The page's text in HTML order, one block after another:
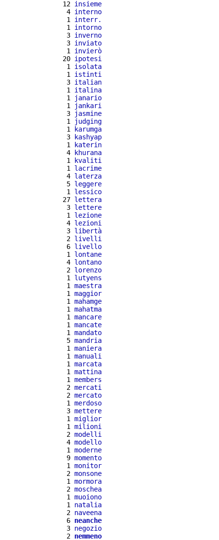
12 insieme
  4
interno
  1
interr.
  1
intorno
  3
inverno
  3
inviato
  1
invierò
20 ipotesi
  1
isolata
  1
istinti
  3
italian
  1
italina
  1
janario
  1
jankari
  3
jasmine
  1
judging
  1
karumga
  3
kashyap
  1
katerin
  4
khurana
  1
kvaliti
  1
lacrime
  4
laterza
  5
leggere
  1
lessico
27 lettera
  3
lettere
  1
lezione
  4
lezioni
  3
libertà
  2
livelli
  6
livello
  1
lontane
  4
lontano
  2
lorenzo
  1
lutyens
  1
maestra
  1
maggior
  1
mahamge
  1
mahatma
  1
mancare
  1
mancate
  1
mandato
  5
mandria
  1
maniera
  1
manuali
  1
marcata
  1
mattina
  1
members
  2
mercati
  2
mercato
  1
merdoso
  3
mettere
  1
miglior
  1
milioni
  2
modelli
  4
modello
  1
moderne
  9
momento
  1
monitor
  2
monsone
  1
mormora
  2
moschea
  1
muoiono
  1
natalia
  2
naveena
  6
neanche
  3
negozio
  2
nemmeno